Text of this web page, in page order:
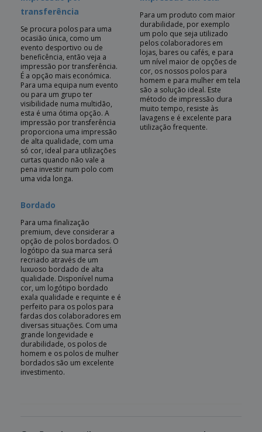
transferência
Se procura polos para uma
ocasião única, como um
evento desportivo ou de
beneficência, então veja a
impressão por transferência.
É a opção mais económica.
Para uma equipa num evento
ou para um grupo ter
visibilidade numa multidão,
esta é uma ótima opção. A
impressão por transferência
proporciona uma impressão
de alta qualidade, com uma
só cor, ideal para utilizações
curtas quando não vale a
pena investir num polo com
uma vida longa.
Para um produto com maior
durabilidade, por exemplo
um polo que seja utilizado
pelos colaboradores em
lojas, bares ou cafés, e para
um nível maior de opções de
cor, os nossos polos para
homem e para mulher em tela
são a solução ideal. Este
método de impressão dura
muito tempo, resiste às
lavagens e é excelente para
utilização frequente.
Bordado
Para uma finalização
premium, deve considerar a
opção de polos bordados. O
logótipo da sua marca será
recriado através de um
luxuoso bordado de alta
qualidade. Disponível numa
cor, um logótipo bordado
exala qualidade e requinte e é
perfeito para os polos para
fardas dos colaboradores em
diversas situações. Com uma
grande longevidade e
durabilidade, os polos de
homem e os polos de mulher
bordados são um excelente
investimento.